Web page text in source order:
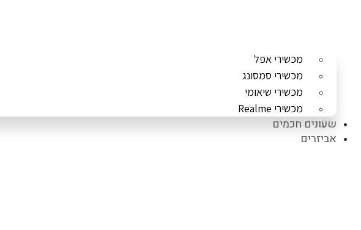
מכשירי אפל
מכשירי סמסונג
מכשירי שיאומי
מכשירי Realme
שעונים חכמים
אביזרים